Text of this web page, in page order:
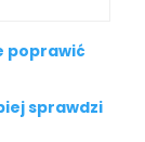
poprawić
sprawdzi